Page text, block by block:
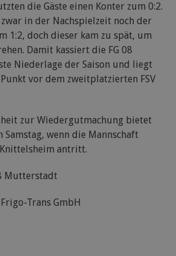
die Gäste einen Konter zum 0:2.
in der Nachspielzeit noch der
1:2, doch dieser kam zu spät, um
Damit kassiert die FG 08
Niederlage der Saison und liegt
vor dem zweitplatzierten FSV
zur Wiedergutmachung bietet
Samstag, wenn die Mannschaft
antritt.
Mutterstadt
Trans GmbH